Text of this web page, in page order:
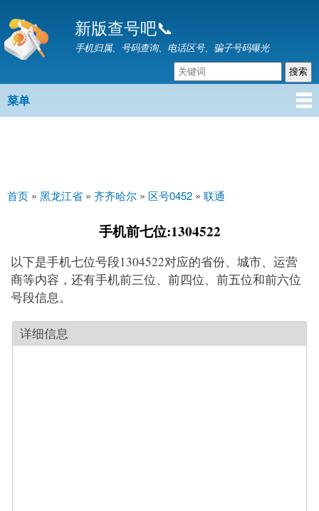
转
到
要
容
新版查号吧📞
手机归属、号码查询、电话区号、骗子号码曝光
主菜单
菜单
你在这里
首页 » 黑龙江省 » 齐齐哈尔 » 区号0452 » 联通
手机前七位:1304522
以下是手机七位号段1304522对应的省份、城市、运营
商等内容，还有手机前三位、前四位、前五位和前六位
号段信息。
详细信息